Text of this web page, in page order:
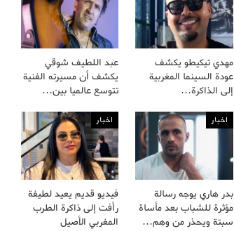
مهدي تيكيطو يكشف
عودة السينما المغربية
إلى الذاكرة…
عبد اللطيف شوقي
يكشف أن مسيرته الفنية
تتوسع عالميا بين…
اخبار
بدر هاري يوجه رسالة
مؤثرة للشباب بعد مأساة
سبتة ويحذر من وهم…
اخبار
فيديو قديم يعيد لطيفة
رأفت إلى ذاكرة الطرب
المغربي الأصيل